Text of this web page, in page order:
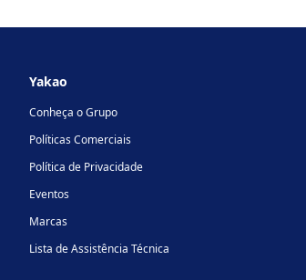
Yakao
Conheça o Grupo
Políticas Comerciais
Política de Privacidade
Eventos
Marcas
Lista de Assistência Técnica